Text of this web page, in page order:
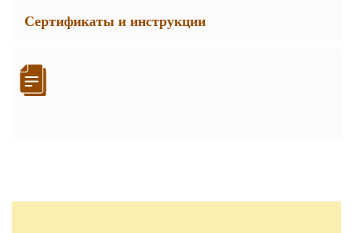
Сертификаты и инструкции